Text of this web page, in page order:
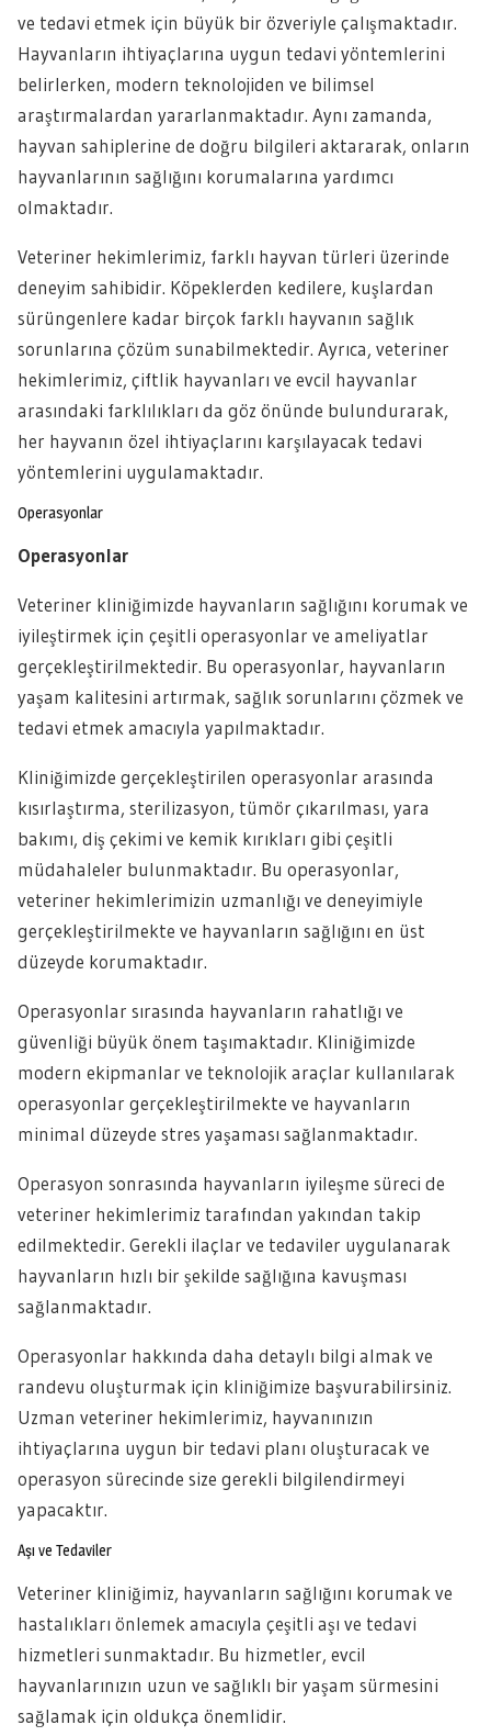
ve tedavi etmek için büyük bir özveriyle çalışmaktadır.
Hayvanların ihtiyaçlarına uygun tedavi yöntemlerini
belirlerken, modern teknolojiden ve bilimsel
araştırmalardan yararlanmaktadır. Aynı zamanda,
hayvan sahiplerine de doğru bilgileri aktararak, onların
hayvanlarının sağlığını korumalarına yardımcı
olmaktadır.
Veteriner hekimlerimiz, farklı hayvan türleri üzerinde
deneyim sahibidir. Köpeklerden kedilere, kuşlardan
sürüngenlere kadar birçok farklı hayvanın sağlık
sorunlarına çözüm sunabilmektedir. Ayrıca, veteriner
hekimlerimiz, çiftlik hayvanları ve evcil hayvanlar
arasındaki farklılıkları da göz önünde bulundurarak,
her hayvanın özel ihtiyaçlarını karşılayacak tedavi
yöntemlerini uygulamaktadır.
Operasyonlar
Operasyonlar
Veteriner kliniğimizde hayvanların sağlığını korumak ve
iyileştirmek için çeşitli operasyonlar ve ameliyatlar
gerçekleştirilmektedir. Bu operasyonlar, hayvanların
yaşam kalitesini artırmak, sağlık sorunlarını çözmek ve
tedavi etmek amacıyla yapılmaktadır.
Kliniğimizde gerçekleştirilen operasyonlar arasında
kısırlaştırma, sterilizasyon, tümör çıkarılması, yara
bakımı, diş çekimi ve kemik kırıkları gibi çeşitli
müdahaleler bulunmaktadır. Bu operasyonlar,
veteriner hekimlerimizin uzmanlığı ve deneyimiyle
gerçekleştirilmekte ve hayvanların sağlığını en üst
düzeyde korumaktadır.
Operasyonlar sırasında hayvanların rahatlığı ve
güvenliği büyük önem taşımaktadır. Kliniğimizde
modern ekipmanlar ve teknolojik araçlar kullanılarak
operasyonlar gerçekleştirilmekte ve hayvanların
minimal düzeyde stres yaşaması sağlanmaktadır.
Operasyon sonrasında hayvanların iyileşme süreci de
veteriner hekimlerimiz tarafından yakından takip
edilmektedir. Gerekli ilaçlar ve tedaviler uygulanarak
hayvanların hızlı bir şekilde sağlığına kavuşması
sağlanmaktadır.
Operasyonlar hakkında daha detaylı bilgi almak ve
randevu oluşturmak için kliniğimize başvurabilirsiniz.
Uzman veteriner hekimlerimiz, hayvanınızın
ihtiyaçlarına uygun bir tedavi planı oluşturacak ve
operasyon sürecinde size gerekli bilgilendirmeyi
yapacaktır.
Aşı ve Tedaviler
Veteriner kliniğimiz, hayvanların sağlığını korumak ve
hastalıkları önlemek amacıyla çeşitli aşı ve tedavi
hizmetleri sunmaktadır. Bu hizmetler, evcil
hayvanlarınızın uzun ve sağlıklı bir yaşam sürmesini
sağlamak için oldukça önemlidir.